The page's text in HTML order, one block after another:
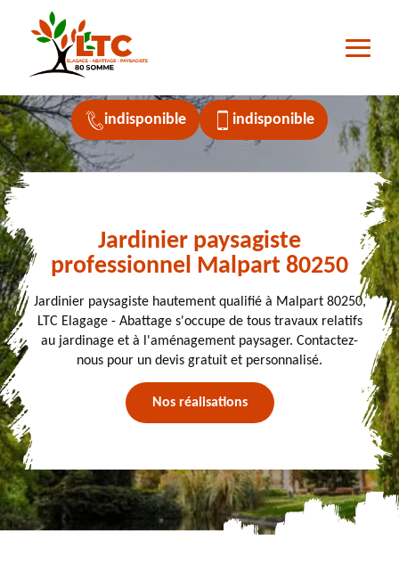
indisponible indisponible
Jardinier paysagiste
professionnel Malpart 80250
Jardinier paysagiste hautement qualifié à Malpart 80250,
LTC Elagage - Abattage s'occupe de tous travaux relatifs
au jardinage et à l'aménagement paysager. Contactez-
nous pour un devis gratuit et personnalisé.
Nos réalisations